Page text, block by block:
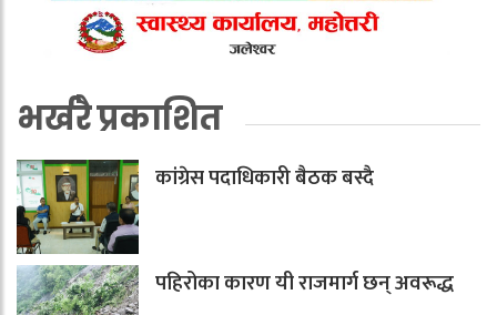
भर्खरै प्रकाशित
कांग्रेस पदाधिकारी बैठक बस्दै
पहिरोका कारण यी राजमार्ग छन् अवरूद्ध